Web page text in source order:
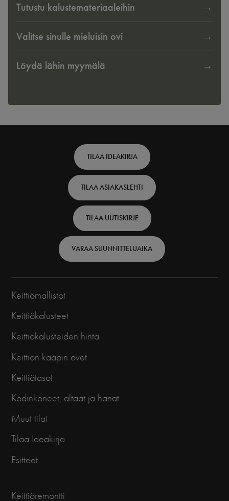
Tutustu kalustemateriaaleihin
Valitse sinulle mieluisin ovi
Löydä lähin myymälä
Finnish
TILAA IDEAKIRJA
TILAA ASIAKASLEHTI
TILAA UUTISKIRJE
VARAA SUUNNITTELUAIKA
Keittiömallistot
Keittiökalusteet
Keittiökalusteiden hinta
Keittiön kaapin ovet
Keittiötasot
Kodinkoneet, altaat ja hanat
Muut tilat
Tilaa Ideakirja
Esitteet
Keittiöremontti